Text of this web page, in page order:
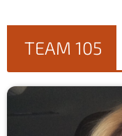
TEAM 105